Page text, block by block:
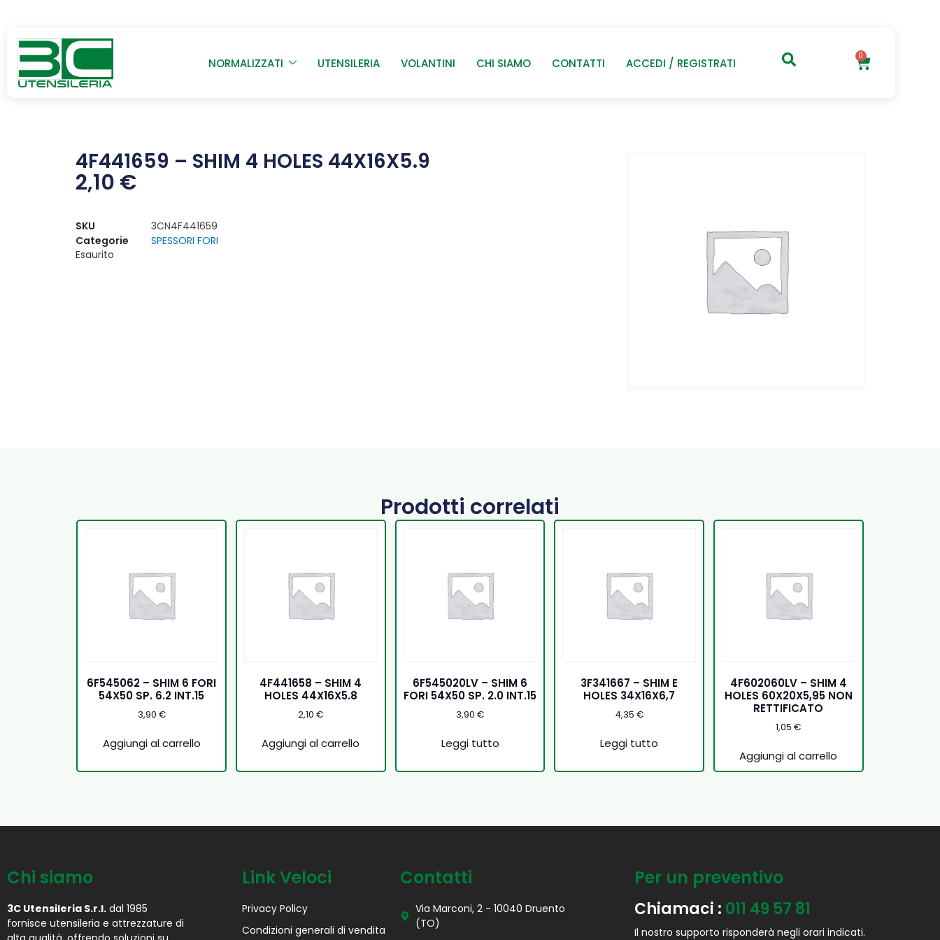
NORMALIZZATI UTENSILERIA VOLANTINI CHI SIAMO CONTATTI ACCEDI / REGISTRATI 0
4F441659 – SHIM 4 HOLES 44X16X5.9
2,10 €
SKU
3CN4F441659
Categorie
SPESSORI FORI
Esaurito
Prodotti correlati
6F545062 – SHIM 6 FORI
54X50 SP. 6.2 INT.15
3,90 €
Aggiungi al carrello
4F441658 – SHIM 4
HOLES 44X16X5.8
2,10€
Aggiungi al carrello
6F545020LV – SHIM 6
FORI 54X50 SP. 2.0 INT.15
3,90 €
Leggi tutto
3F341667 – SHIM E
HOLES 34X16X6,7
4,35 €
Leggi tutto
4F602060LV – SHIM 4
HOLES 60X20X5,95 NON
RETTIFICATO
1,05€
Aggiungi al carrello
Chi siamo
3C Utensileria S.r.l. dal 1985
fornisce utensileria e attrezzature di
Link Veloci
Privacy Policy
Condizioni generali di vendita
Contatti
Via Marconi, 2 - 10040 Druento
(TO)
Per un preventivo
Chiamaci : 011 49 57 81
Il nostro supporto risponderà negli orari indicati.